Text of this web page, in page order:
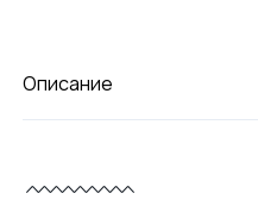
Описание